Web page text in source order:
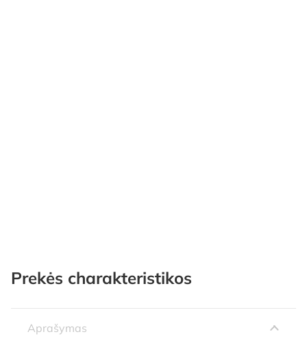
Prekės charakteristikos
Aprašymas